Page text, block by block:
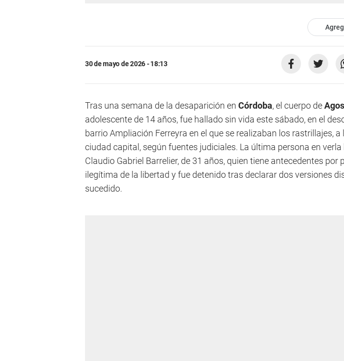
30 de mayo de 2026 - 18:13
Tras una semana de la desaparición en Córdoba, el cuerpo de
adolescente de 14 años, fue hallado sin vida este sábado, en el
barrio Ampliación Ferreyra en el que se realizaban los rastrillajes, a
ciudad capital, según fuentes judiciales. La última persona en
Claudio Gabriel Barrelier, de 31 años, quien tiene antecedentes por
ilegítima de la libertad y fue detenido tras declarar dos versiones
sucedido.